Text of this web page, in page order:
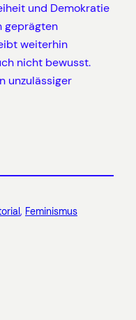
und Demokratie
geprägten
weiterhin
nicht bewusst.
unzulässiger
, Feminismus